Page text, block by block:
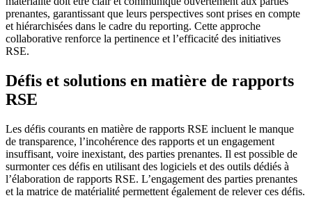
prenantes, garantissant que leurs perspectives sont prises en compte
et hiérarchisées dans le cadre du reporting. Cette approche
collaborative renforce la pertinence et l’efficacité des initiatives
RSE.
Défis et solutions en matière de rapports
RSE
Les défis courants en matière de rapports RSE incluent le manque
de transparence, l’incohérence des rapports et un engagement
insuffisant, voire inexistant, des parties prenantes. Il est possible de
surmonter ces défis en utilisant des logiciels et des outils dédiés à
l’élaboration de rapports RSE. L’engagement des parties prenantes
et la matrice de matérialité permettent également de relever ces défis.